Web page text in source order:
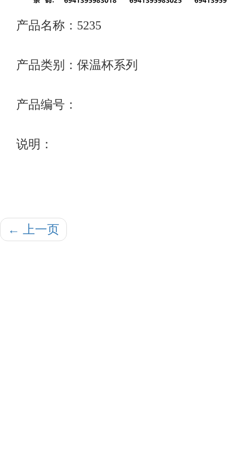
产品名称：5235
产品类别：保温杯系列
产品编号：
说明：
← 上一页